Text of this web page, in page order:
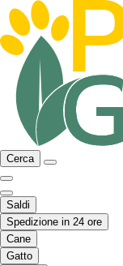
Cerca
Saldi
Spedizione in 24 ore
Cane
Gatto